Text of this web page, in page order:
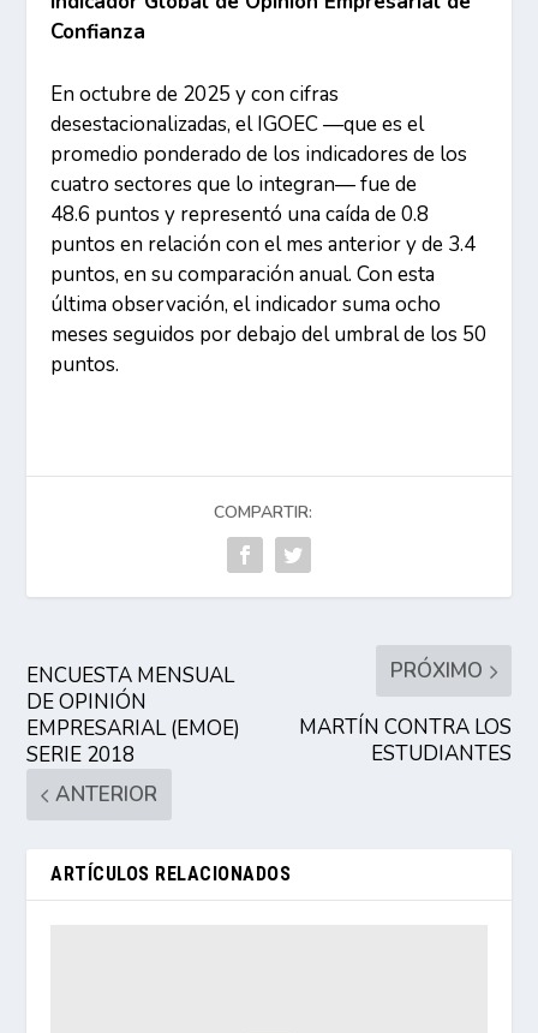
Confianza
En octubre de 2025 y con cifras
desestacionalizadas, el IGOEC —que es el
promedio ponderado de los indicadores de los
cuatro sectores que lo integran— fue de
48.6 puntos y representó una caída de 0.8
puntos en relación con el mes anterior y de 3.4
puntos, en su comparación anual. Con esta
última observación, el indicador suma ocho
meses seguidos por debajo del umbral de los 50
puntos.
COMPARTIR:
ENCUESTA MENSUAL
DE OPINIÓN
EMPRESARIAL (EMOE)
SERIE 2018
ANTERIOR
PRÓXIMO
MARTÍN CONTRA LOS
ESTUDIANTES
ARTÍCULOS RELACIONADOS